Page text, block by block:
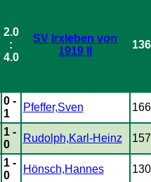
2.0
:
4.0
SV Irxleben von
1919 II
0 -
1
Pfeffer,Sven
1 -
0
Rudolph,Karl-Heinz
1 -
0
Hönsch,Hannes